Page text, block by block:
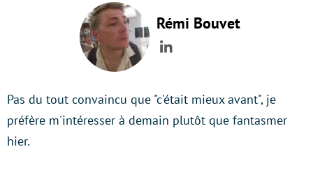
Rémi Bouvet
LinkedIn
Pas du tout convaincu que "c'était mieux avant", je
préfère m'intéresser à demain plutôt que fantasmer
hier.